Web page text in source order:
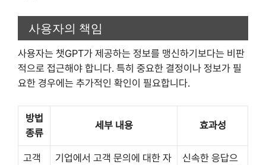
사용자의 책임
사용자는 챗GPT가 제공하는 정보를 맹신하기보다는 비판
적으로 접근해야 합니다. 특히 중요한 결정이나 정보가 필
요한 경우에는 추가적인 확인이 필요합니다.
방법
종류
세부 내용 효과성
고객
기업에서 고객 문의에 대한 자
신속한 응답으